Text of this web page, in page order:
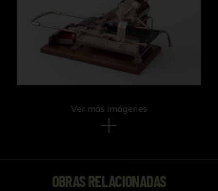
Ver más imágenes
OBRAS RELACIONADAS